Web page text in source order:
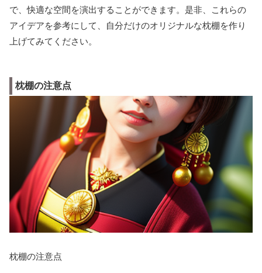
で、快適な空間を演出することができます。是非、これらの
アイデアを参考にして、自分だけのオリジナルな枕棚を作り
上げてみてください。
枕棚の注意点
枕棚の注意点